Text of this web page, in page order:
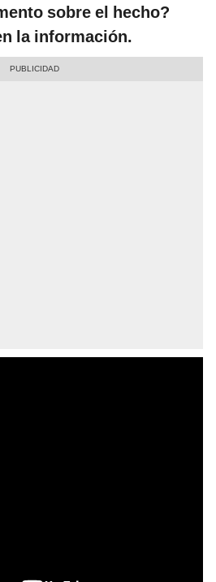
sobre el hecho?
la información.